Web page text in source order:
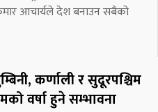
आचार्यले देश बनाउन सबैको
कर्णाली र सुदूरपश्चिम
वर्षा हुने सम्भावना